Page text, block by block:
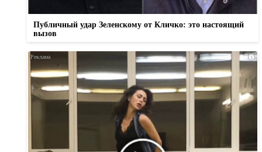
Публичный удар Зеленскому от Кличко: это настоящий
вызов
i